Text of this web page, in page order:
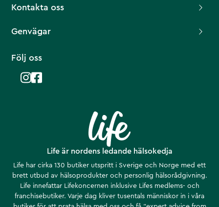
Life är nordens ledande hälsokedja
Life har cirka 130 butiker utspritt i Sverige och Norge med ett
brett utbud av hälsoprodukter och personlig hälsorådgivning.
Life innefattar Lifekoncernen inklusive Lifes medlems- och
franchisebutiker. Varje dag kliver tusentals människor in i våra
Kontakta oss
Genvägar
Följ oss